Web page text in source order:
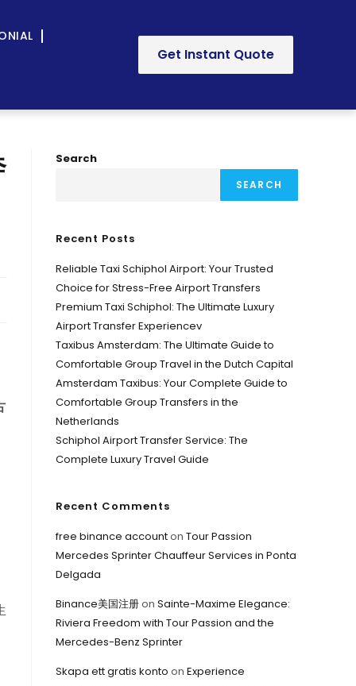
Get Instant Quote
Search
SEARCH
Recent Posts
Reliable Taxi Schiphol Airport: Your Trusted
Choice for Stress-Free Airport Transfers
Premium Taxi Schiphol: The Ultimate Luxury
Airport Transfer Experiencev
Taxibus Amsterdam: The Ultimate Guide to
Comfortable Group Travel in the Dutch Capital
Amsterdam Taxibus: Your Complete Guide to
Comfortable Group Transfers in the
Netherlands
Schiphol Airport Transfer Service: The
Complete Luxury Travel Guide
Recent Comments
free binance accounton Tour Passion
Mercedes Sprinter Chauffeur Services in Ponta
Delgada
Binance美国注册on Sainte-Maxime Elegance:
Riviera Freedom with Tour Passion and the
Mercedes-Benz Sprinter
Skapa ett gratis konto on Experience